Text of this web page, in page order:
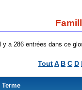
Il y a 286 entrées dans ce
ToutA B C D
Terme